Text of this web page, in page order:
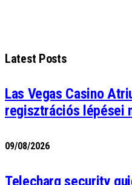
Latest Posts
Las Vegas Casino
regisztrációs lépései
09/08/2026
Telecharg security